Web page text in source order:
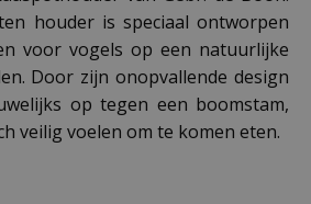
houder is speciaal ontworpen
voor vogels op een natuurlijke
Door zijn onopvallende design
op tegen een boomstam,
veilig voelen om te komen eten.